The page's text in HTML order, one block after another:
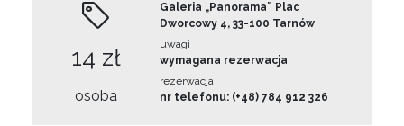
14 zł
osoba
Galeria „Panorama” Plac
Dworcowy 4, 33-100 Tarnów
uwagi
wymagana rezerwacja
rezerwacja
nr telefonu: (+48) 784 912 326